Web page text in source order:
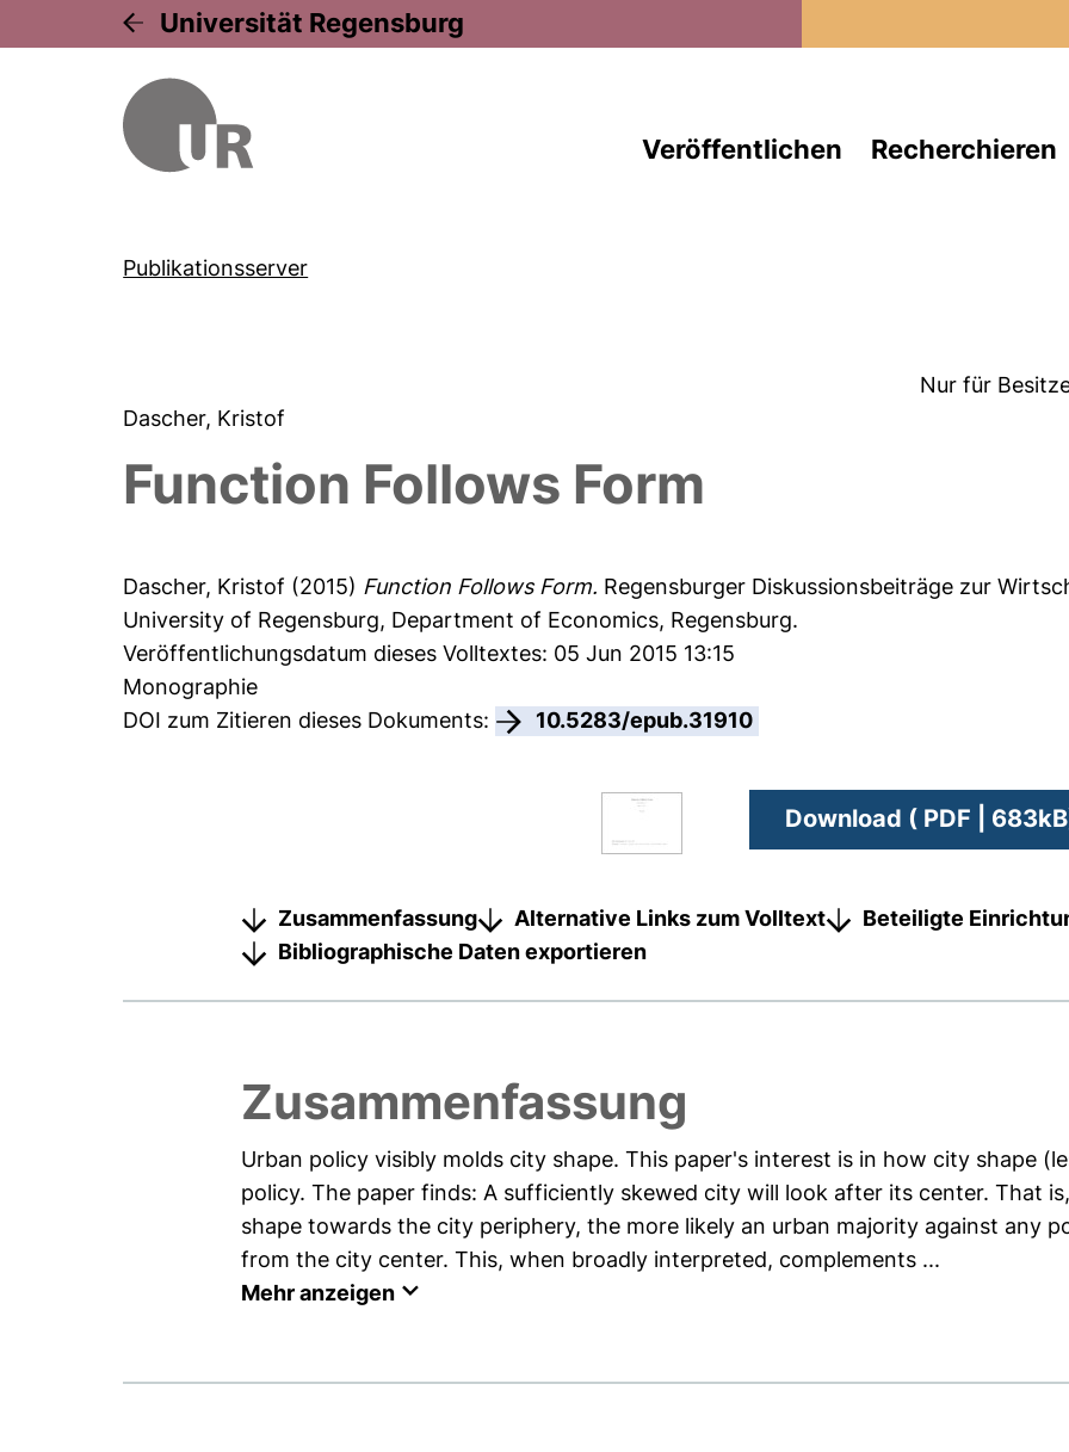
Universität Regensburg
Veröffentlichen Recherchieren
Publikationsserver
Nur für
Dascher, Kristof
Function Follows Form
Dascher, Kristof (2015) Function Follows Form. Regensburger Diskussionsbeiträge zur
University of Regensburg, Department of Economics, Regensburg.
Veröffentlichungsdatum dieses Volltextes: 05 Jun 2015 13:15
Monographie
DOI zum Zitieren dieses Dokuments:
10.5283/epub.31910
Download ( PDF |
Zusammenfassung Alternative Links zum Volltext Beteiligte
Bibliographische Daten exportieren
Zusammenfassung
Urban policy visibly molds city shape. This paper's interest is in how city shape
policy. The paper finds: A sufficiently skewed city will look after its center. That
shape towards the city periphery, the more likely an urban majority against any
from the city center. This, when broadly interpreted, complements ...
Mehr anzeigen